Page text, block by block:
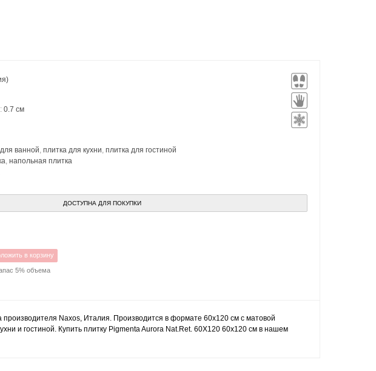
0.7 см
ванной, плитка для кухни, плитка для гостиной
, напольная плитка
ДОСТУПНА ДЛЯ ПОКУПКИ
в корзину
5% объема
Naxos, Италия. Производится в формате 60x120 см с матовой
и гостиной. Купить плитку Pigmenta Aurora Nat.Ret. 60X120 60x120 см в нашем